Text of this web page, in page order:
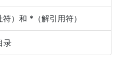
）和 *（解引用符）
录